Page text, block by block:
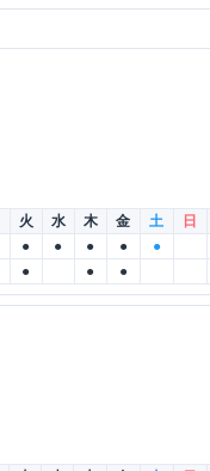
火 水 木 金 土 日
● ● ● ●
●
● ● ●